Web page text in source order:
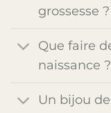
grossesse ?
Que faire
naissance ?
Un bijou